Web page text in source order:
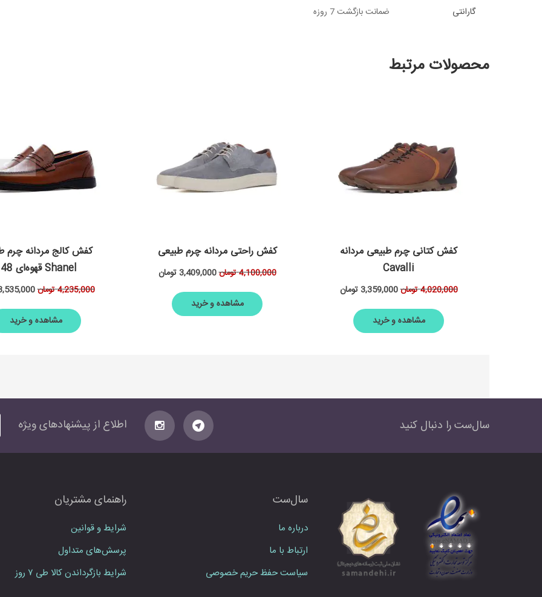
گارانتی ضمانت بازگشت 7 روزه
محصولات مرتبط
کفش کالج مردانه چرم
Shanel قهوه‌ای 648
4,235,000تومان
مشاهده و خرید
کفش راحتی مردانه چرم طبیعی
4,100,000تومان3,409,000 تومان
مشاهده و خرید
کفش کتانی چرم طبیعی مردانه
Cavalli
4,020,000تومان3,359,000 تومان
مشاهده و خرید
اطلاع از پیشنهاد‌های‌ ویژه
د
ر
سال‌ست را دنبال کنید
راهنمای مشتریان
شرایط و قوانین
پرسش‌های متداول
شرایط بازگرداندن کالا طی ۷ روز
سال‌ست
درباره ما
ارتباط با ما
سیاست حفظ حریم خصوصی